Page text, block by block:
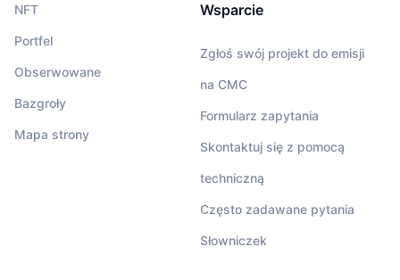
NFT
Portfel
Obserwowane
Bazgroły
Mapa strony
Wsparcie
Zgłoś swój projekt do emisji
na CMC
Formularz zapytania
Skontaktuj się z pomocą
techniczną
Często zadawane pytania
Słowniczek